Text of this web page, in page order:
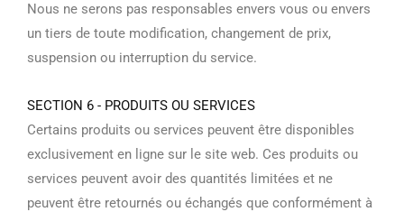
Nous ne serons pas responsables envers vous ou envers
un tiers de toute modification, changement de prix,
suspension ou interruption du service.
SECTION 6 - PRODUITS OU SERVICES
Certains produits ou services peuvent être disponibles
exclusivement en ligne sur le site web. Ces produits ou
services peuvent avoir des quantités limitées et ne
peuvent être retournés ou échangés que conformément à